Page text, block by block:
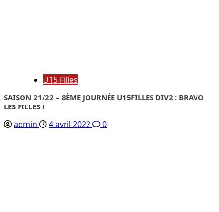
U15 Filles
SAISON 21/22 – 8ÈME JOURNÉE U15FILLES DIV2 : BRAVO
LES FILLES !
admin 4 avril 2022 0